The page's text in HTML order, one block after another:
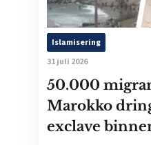
Islamisering
31 juli 2026
50.000
Marokko
exclave